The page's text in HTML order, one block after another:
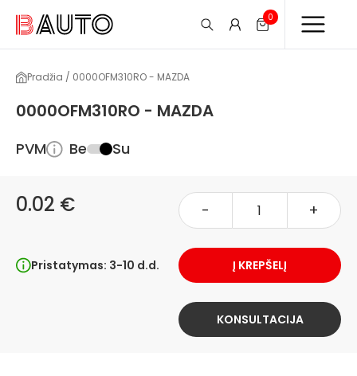
0
Pradžia / 0000OFM310RO - MAZDA
0000OFM310RO - MAZDA
PVM Be Su
0.02 € - +
Pristatymas: 3-10 d.d. Į KREPŠELĮ
KONSULTACIJA